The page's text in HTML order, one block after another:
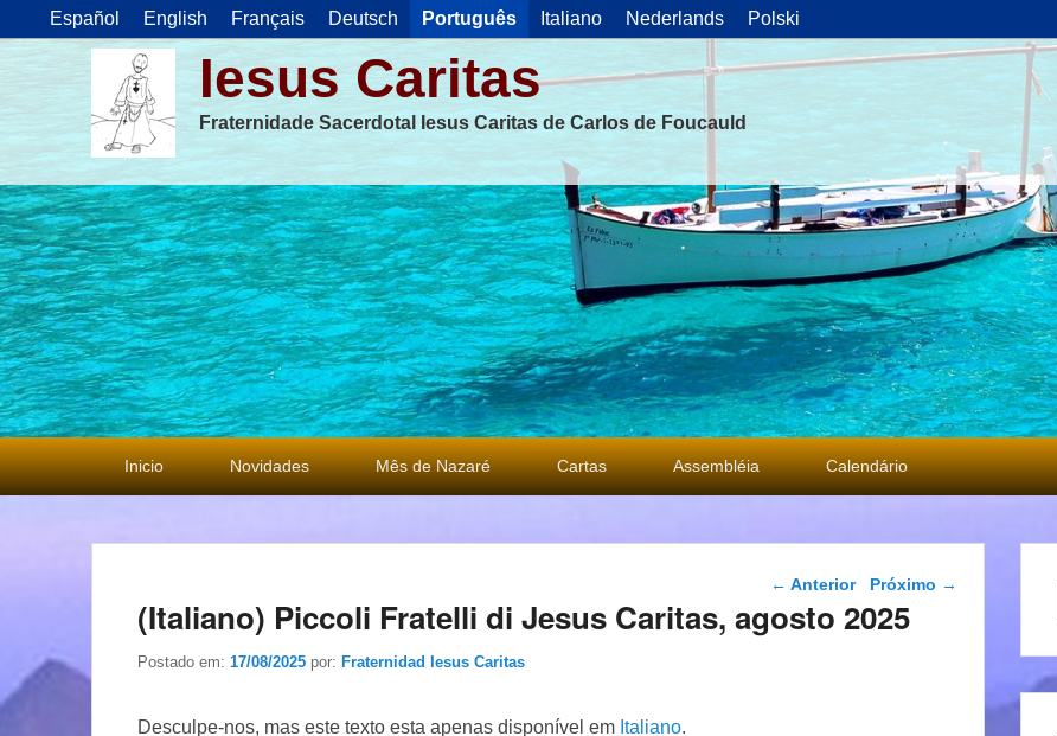
Español English Français Deutsch Português Italiano Nederlands Polski
Iesus Caritas
Fraternidade Sacerdotal Iesus Caritas de Carlos de Foucauld
Menu
principal
Inicio Novidades Mês de Nazaré Cartas Assembléia Calendário
Navegação das
postagens
← Anterior Próximo →
(Italiano) Piccoli Fratelli di Jesus Caritas, agosto 2025
Postado em: 17/08/2025 por: Fraternidad Iesus Caritas
Desculpe-nos, mas este texto esta apenas disponível em Italiano.